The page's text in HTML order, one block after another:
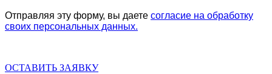
Отправляя эту форму, вы даете согласие на обработку
своих персональных данных.
ОСТАВИТЬ ЗАЯВКУ